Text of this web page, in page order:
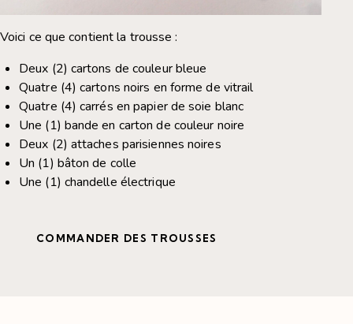
Voici ce que contient la trousse :
Deux (2) cartons de couleur bleue
Quatre (4) cartons noirs en forme de vitrail
Quatre (4) carrés en papier de soie blanc
Une (1) bande en carton de couleur noire
Deux (2) attaches parisiennes noires
Un (1) bâton de colle
Une (1) chandelle électrique
COMMANDER DES TROUSSES